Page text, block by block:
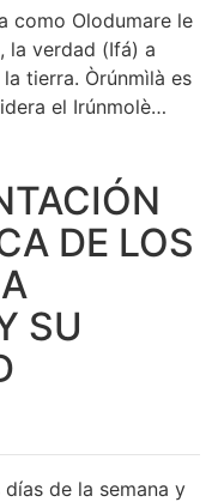
como Olodumare le
la verdad (Ifá) a
tierra. Òrúnmìlà es
el Irúnmolè…
DE LOS
SU
de la semana y